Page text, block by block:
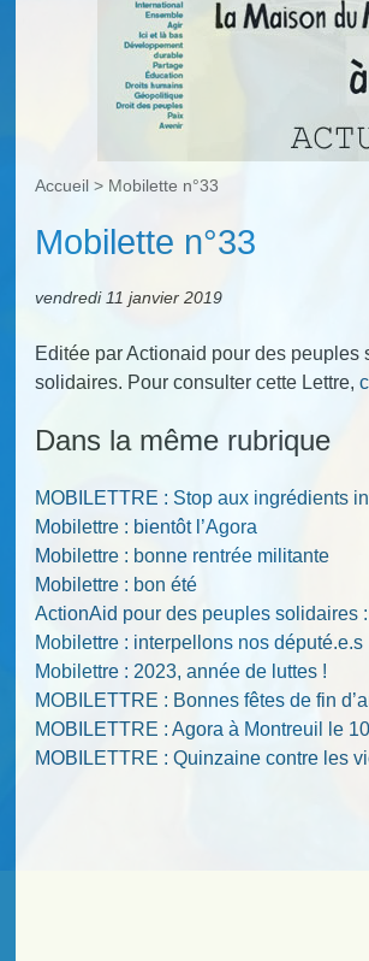
Accueil > Mobilette n°33
Mobilette n°33
vendredi 11 janvier 2019
Editée par Actionaid pour des
solidaires. Pour consulter cette Lettre,
Dans la même rubrique
MOBILETTRE : Stop aux ingrédients
Mobilettre : bientôt l’Agora
Mobilettre : bonne rentrée militante
Mobilettre : bon été
ActionAid pour des peuples solidaires
Mobilettre : interpellons nos député.e.s
Mobilettre : 2023, année de luttes !
MOBILETTRE : Bonnes fêtes de fin
MOBILETTRE : Agora à Montreuil le
MOBILETTRE : Quinzaine contre les